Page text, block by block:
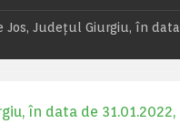
Jos, Județul Giurgiu, în data
în data de 31.01.2022,